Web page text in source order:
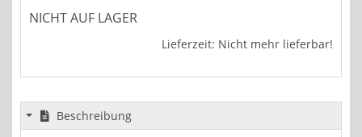
NICHT AUF LAGER
Lieferzeit: Nicht mehr lieferbar!
Beschreibung